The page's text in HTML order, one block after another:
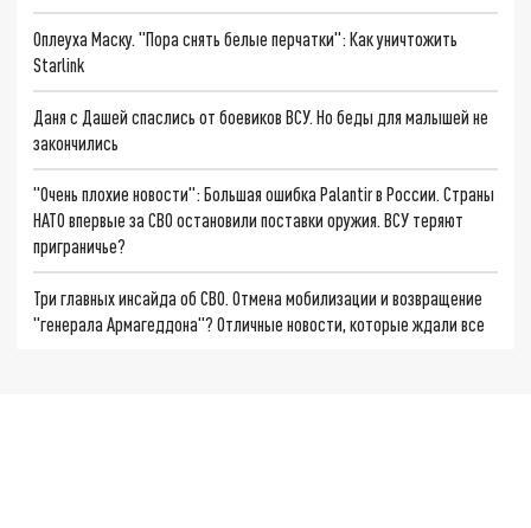
Оплеуха Маску. "Пора снять белые перчатки": Как уничтожить
Starlink
Даня с Дашей спаслись от боевиков ВСУ. Но беды для малышей не
закончились
"Очень плохие новости": Большая ошибка Palantir в России. Страны
НАТО впервые за СВО остановили поставки оружия. ВСУ теряют
приграничье?
Три главных инсайда об СВО. Отмена мобилизации и возвращение
"генерала Армагеддона"? Отличные новости, которые ждали все